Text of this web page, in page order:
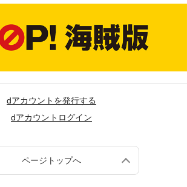
dアカウントを発行する
dアカウントログイン
ページトップへ